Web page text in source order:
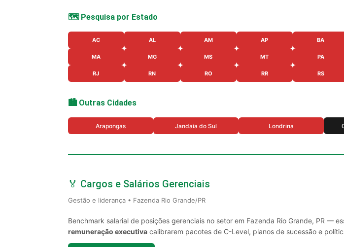
🗺️ Pesquisa por Estado
AC AL AM AP BA
MA MG MS MT PA
RJ RN RO RR RS
🏙️ Outras Cidades
Arapongas Jandaia do Sul Londrina
🏅 Cargos e Salários Gerenciais
Gestão e liderança • Fazenda Rio Grande/PR
Benchmark salarial de posições gerenciais no setor em Fazenda Rio Grande, PR —
remuneração executiva calibrarem pacotes de C-Level, planos de sucessão e